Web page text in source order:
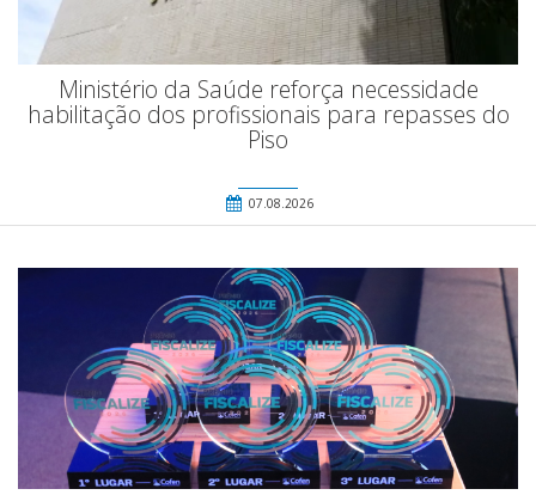
Ministério da Saúde reforça necessidade
habilitação dos profissionais para repasses do
Piso
07.08.2026